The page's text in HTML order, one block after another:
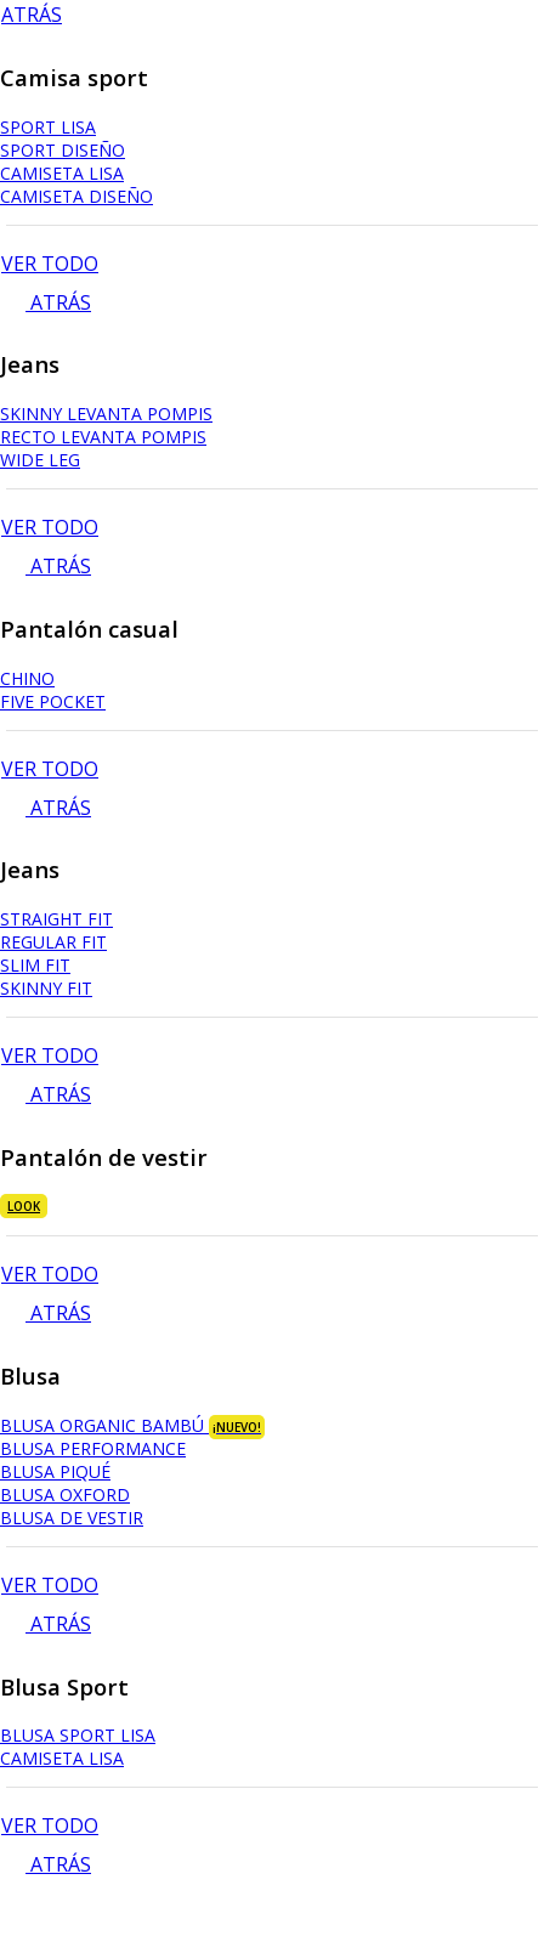
ATRÁS
Camisa sport
SPORT LISA
SPORT DISEÑO
CAMISETA LISA
CAMISETA DISEÑO
VER TODO
ATRÁS
Jeans
SKINNY LEVANTA POMPIS
RECTO LEVANTA POMPIS
WIDE LEG
VER TODO
ATRÁS
Pantalón casual
CHINO
FIVE POCKET
VER TODO
ATRÁS
Jeans
STRAIGHT FIT
REGULAR FIT
SLIM FIT
SKINNY FIT
VER TODO
ATRÁS
Pantalón de vestir
LOOK
VER TODO
ATRÁS
Blusa
BLUSA ORGANIC BAMBÚ ¡NUEVO!
BLUSA PERFORMANCE
BLUSA PIQUÉ
BLUSA OXFORD
BLUSA DE VESTIR
VER TODO
ATRÁS
Blusa Sport
BLUSA SPORT LISA
CAMISETA LISA
VER TODO
ATRÁS